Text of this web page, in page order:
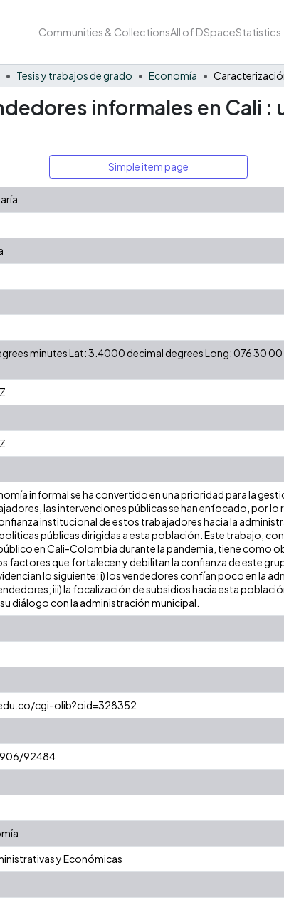
Communities & CollectionsAll of DSpaceStatistics
Tesis y trabajos de grado Economía
informales en Cali :
Simple item page
minutes Lat: 3.4000 decimal degrees Long: 076 30
informal se ha convertido en una prioridad para la
las intervenciones públicas se han enfocado, por lo
institucional de estos trabajadores hacia la
públicas dirigidas a esta población. Este trabajo, con
en Cali-Colombia durante la pandemia, tiene como
factores que fortalecen y debilitan la confianza de este
lo siguiente: i) los vendedores confían poco en la
iii) la focalización de subsidios hacia esta
diálogo con la administración municipal.
cgi-olib?oid=328352
92484
y Económicas